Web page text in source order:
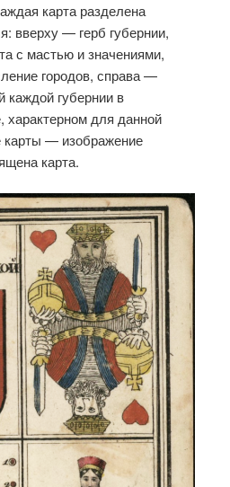
карта разделена
вверху — герб губернии,
с мастью и значениями,
городов, справа —
каждой губернии в
характерном для данной
карты — изображение
карта.